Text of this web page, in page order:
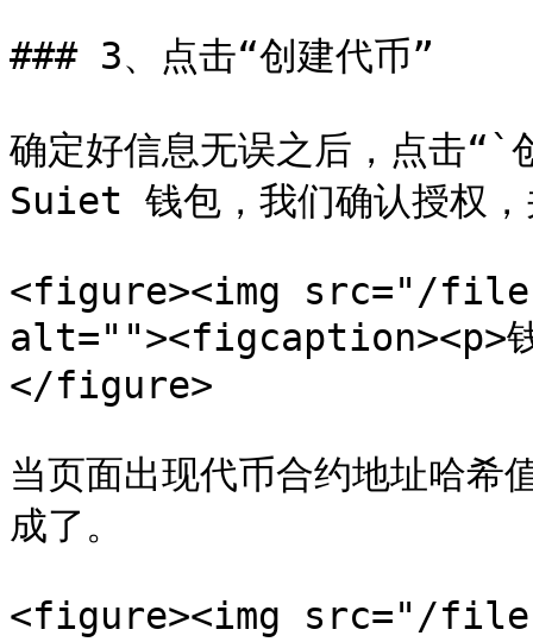
### 3、点击“创建代币”
确定好信息无误之后，点击“`
Suiet 钱包，我们确认授权，
<figure><img src="/files/
alt=""><figcaption><p>
</figure>
当页面出现代币合约地址哈希
成了。
<figure><img src="/files/